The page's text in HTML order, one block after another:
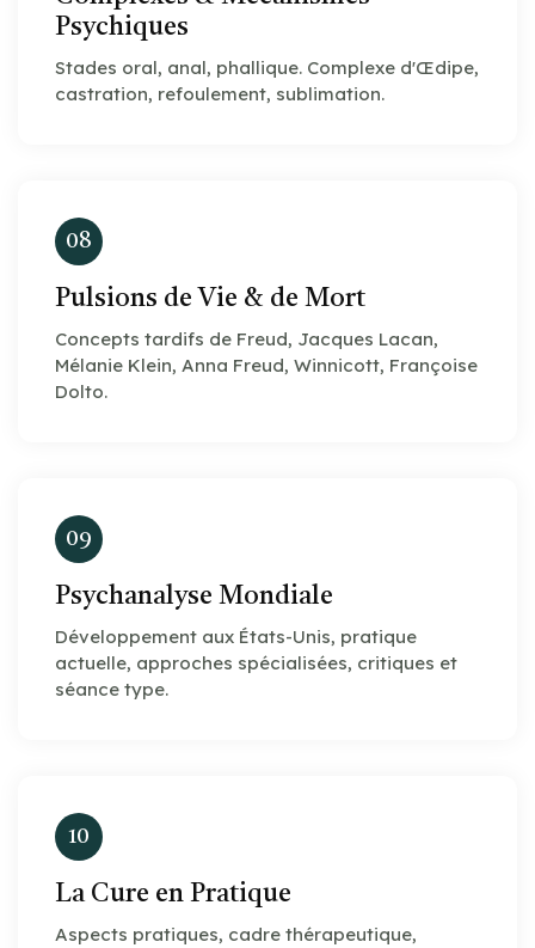
Psychiques
Stades oral, anal, phallique. Complexe d'Œdipe,
castration, refoulement, sublimation.
08
Pulsions de Vie & de Mort
Concepts tardifs de Freud, Jacques Lacan,
Mélanie Klein, Anna Freud, Winnicott, Françoise
Dolto.
09
Psychanalyse Mondiale
Développement aux États-Unis, pratique
actuelle, approches spécialisées, critiques et
séance type.
10
La Cure en Pratique
Aspects pratiques, cadre thérapeutique,